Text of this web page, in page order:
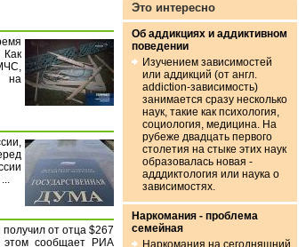
Как
на
от отца $267
этом сообщает РИА
Это интересно
Об аддикциях и аддиктивном
поведении
Изучением зависимостей
или аддикций (от англ.
addiction-зависимость)
занимается сразу несколько
наук, такие как психология,
социология, медицина. На
рубеже двадцать первого
столетия на стыке этих наук
образовалась новая -
адддиктология или наука о
зависимостях.
Наркомания - проблема
семейная
Наркомания на сегодняшний